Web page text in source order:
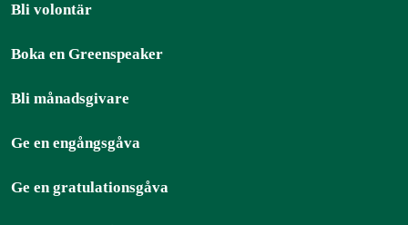
Bli volontär
Boka en Greenspeaker
Bli månadsgivare
Ge en engångsgåva
Ge en gratulationsgåva